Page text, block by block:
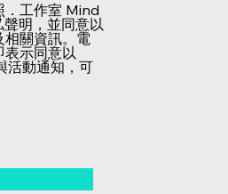
．工作室 Mind
明，並同意以
相關資訊。電
表示同意以
動通知，可